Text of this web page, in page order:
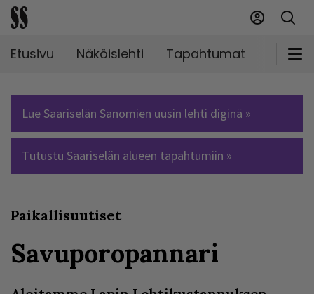
Etusivu Näköislehti Tapahtumat
Lue Saariselän Sanomien uusin lehti diginä »
Tutustu Saariselän alueen tapahtumiin »
Paikallisuutiset
Savuporopannari